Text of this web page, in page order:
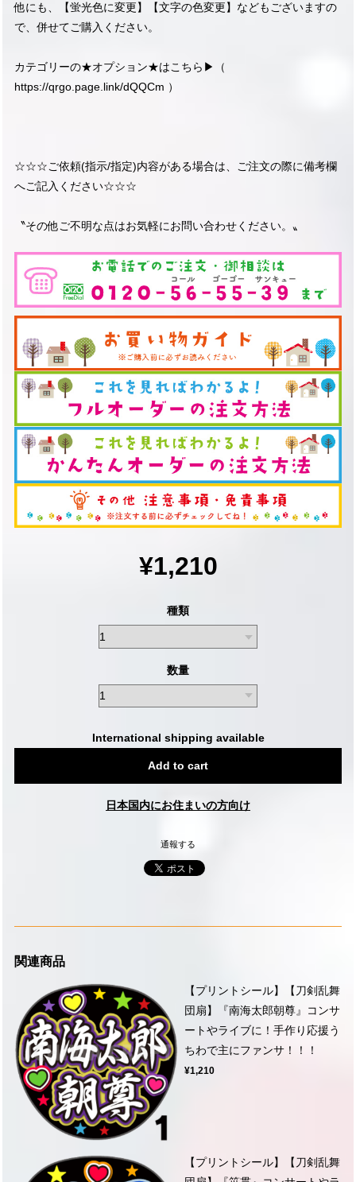
他にも、【蛍光色に変更】【文字の色変更】などもございますの
で、併せてご購入ください。
カテゴリーの★オプション★はこちら▶︎（
https://qrgo.page.link/dQQCm ）
☆☆☆ご依頼(指示/指定)内容がある場合は、ご注文の際に備考欄
へご記入ください☆☆☆
〝その他ご不明な点はお気軽にお問い合わせください。〟
¥1,210
種類
数量
International shipping available
Add to cart
日本国内にお住まいの方向け
通報する
関連商品
【プリントシール】【刀剣乱舞
団扇】『南海太郎朝尊』コンサ
ートやライブに！手作り応援う
ちわで主にファンサ！！！
¥1,210
【プリントシール】【刀剣乱舞